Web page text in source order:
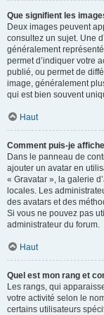
Que signifient les
Deux images peuvent
consultez un sujet. Une
généralement
permet d’indiquer votre
publié, ou permet de
image, généralement
qui est bien souvent
Haut
Comment puis-je
Dans le panneau de
ajouter un avatar en
« Gravatar », la galerie
locales. Les
des avatars et des
Si vous ne pouvez pas
administrateur du forum.
Haut
Quel est mon rang et
Les rangs, qui
votre activité selon le
certains utilisateurs